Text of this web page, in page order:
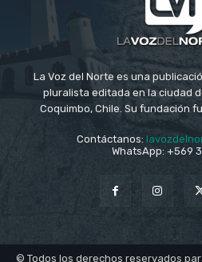
La Voz del Norte es una
pluralista editada en la ciudad
Coquimbo, Chile. Su fundación
Contáctanos:
WhatsApp: +569
© Todos los derechos reservados